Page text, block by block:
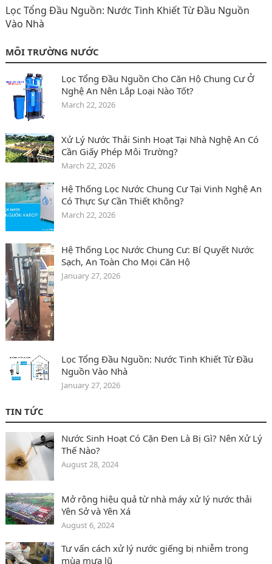
Lọc Tổng Đầu Nguồn: Nước Tinh Khiết Từ Đầu Nguồn
Vào Nhà
MÔI TRƯỜNG NƯỚC
Lọc Tổng Đầu Nguồn Cho Căn Hộ Chung Cư Ở
Nghệ An Nên Lắp Loại Nào Tốt?
March 22, 2026
Xử Lý Nước Thải Sinh Hoạt Tại Nhà Nghệ An Có
Cần Giấy Phép Môi Trường?
March 22, 2026
Hệ Thống Lọc Nước Chung Cư Tại Vinh Nghệ An
Có Thực Sự Cần Thiết Không?
March 22, 2026
Hệ Thống Lọc Nước Chung Cư: Bí Quyết Nước
Sạch, An Toàn Cho Mọi Căn Hộ
January 27, 2026
Lọc Tổng Đầu Nguồn: Nước Tinh Khiết Từ Đầu
Nguồn Vào Nhà
January 27, 2026
TIN TỨC
Nước Sinh Hoạt Có Cặn Đen Là Bị Gì? Nên Xử Lý
Thế Nào?
August 28, 2024
Mở rộng hiệu quả từ nhà máy xử lý nước thải
Yên Sở và Yên Xá
August 6, 2024
Tư vấn cách xử lý nước giếng bị nhiễm trong
mùa mưa lũ